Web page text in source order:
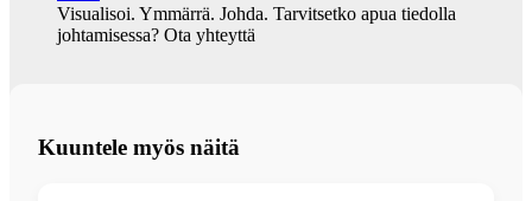
Visualisoi. Ymmärrä. Johda. Tarvitsetko apua tiedolla
johtamisessa? Ota yhteyttä
Kuuntele myös näitä